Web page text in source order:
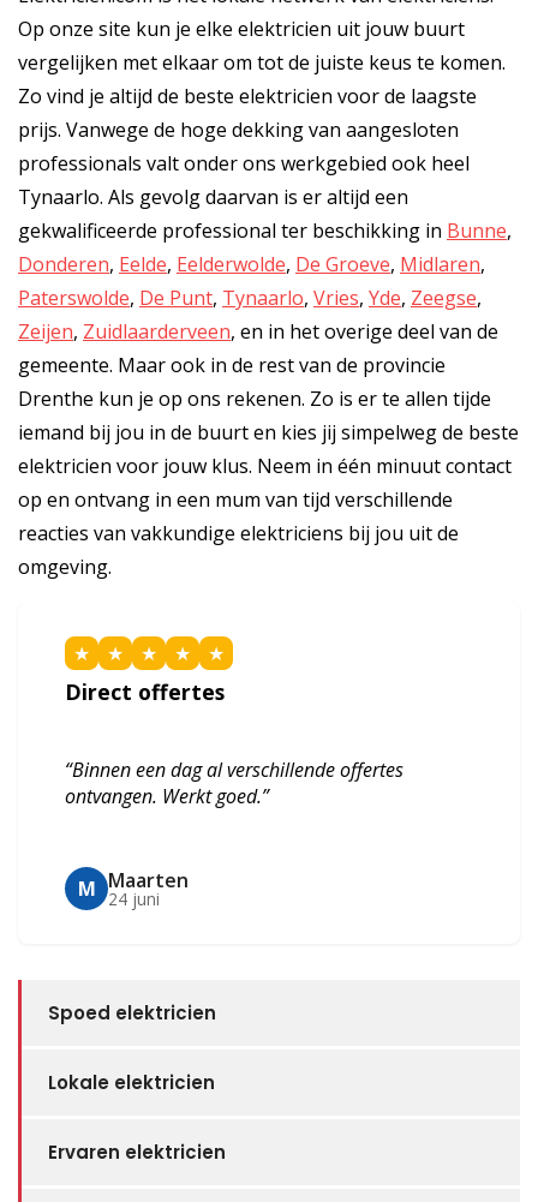
Op onze site kun je elke elektricien uit jouw buurt
vergelijken met elkaar om tot de juiste keus te komen.
Zo vind je altijd de beste elektricien voor de laagste
prijs. Vanwege de hoge dekking van aangesloten
professionals valt onder ons werkgebied ook heel
Tynaarlo. Als gevolg daarvan is er altijd een
gekwalificeerde professional ter beschikking in Bunne,
Donderen, Eelde, Eelderwolde, De Groeve, Midlaren,
Paterswolde, De Punt, Tynaarlo, Vries, Yde, Zeegse,
Zeijen, Zuidlaarderveen, en in het overige deel van de
gemeente. Maar ook in de rest van de provincie
Drenthe kun je op ons rekenen. Zo is er te allen tijde
iemand bij jou in de buurt en kies jij simpelweg de beste
elektricien voor jouw klus. Neem in één minuut contact
op en ontvang in een mum van tijd verschillende
reacties van vakkundige elektriciens bij jou uit de
omgeving.
★ ★ ★ ★ ★
Direct offertes
“Binnen een dag al verschillende offertes
ontvangen. Werkt goed.”
M Maarten
24 juni
Spoed elektricien
Lokale elektricien
Ervaren elektricien